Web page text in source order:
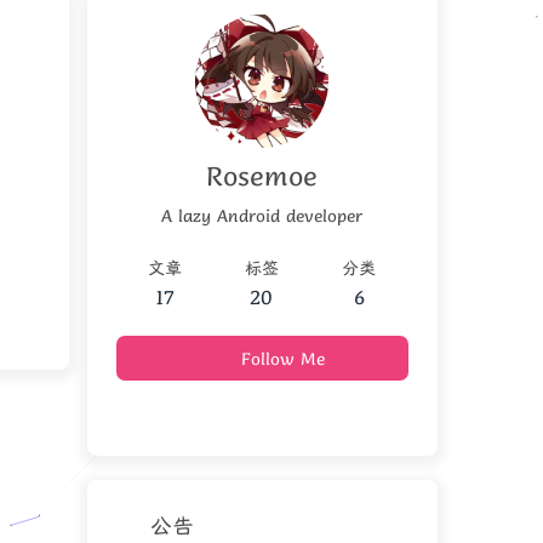
Rosemoe
A lazy Android developer
文章
17
标签
20
分类
6
Follow Me
公告